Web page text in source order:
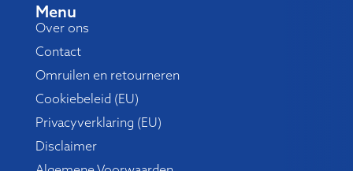
Menu
Over ons
Contact
Omruilen en retourneren
Cookiebeleid (EU)
Privacyverklaring (EU)
Disclaimer